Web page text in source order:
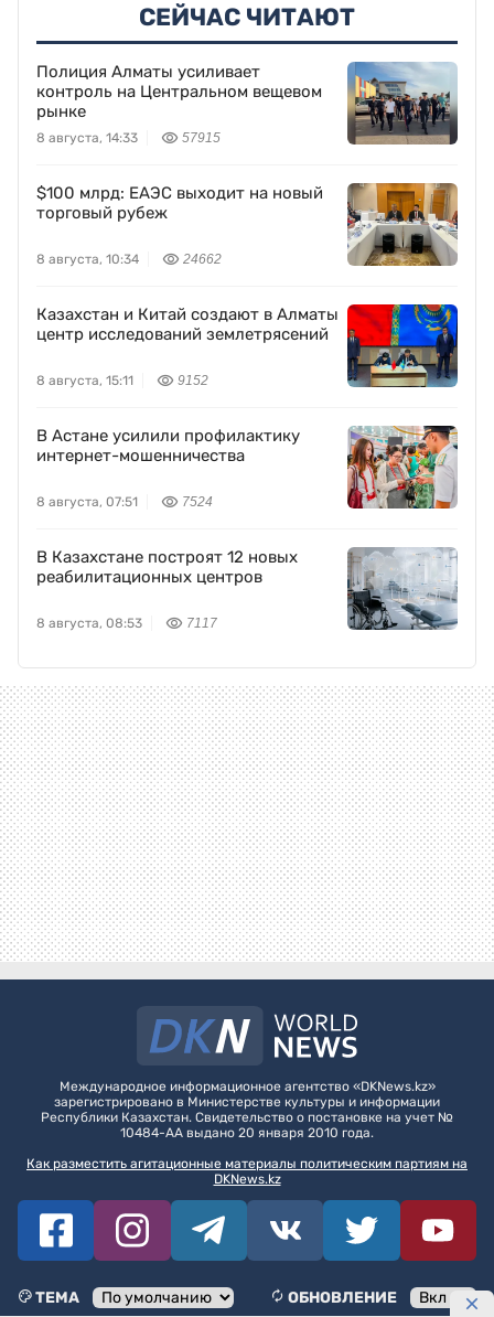
СЕЙЧАС ЧИТАЮТ
Полиция Алматы усиливает
контроль на Центральном вещевом
рынке
8 августа, 14:33 57915
$100 млрд: ЕАЭС выходит на новый
торговый рубеж
8 августа, 10:34 24662
Казахстан и Китай создают в Алматы
центр исследований землетрясений
8 августа, 15:11 9152
В Астане усилили профилактику
интернет-мошенничества
8 августа, 07:51 7524
В Казахстане построят 12 новых
реабилитационных центров
8 августа, 08:53 7117
Международное информационное агентство «DKNews.kz»
зарегистрировано в Министерстве культуры и информации
Республики Казахстан. Свидетельство о постановке на учет №
10484-АА выдано 20 января 2010 года.
Как разместить агитационные материалы политическим партиям на
DKNews.kz
ТЕМА ОБНОВЛЕНИЕ